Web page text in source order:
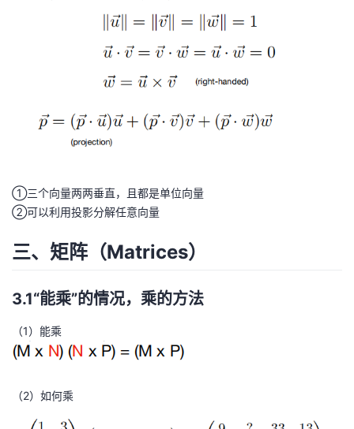
①三个向量两两垂直，且都是单位向量
②可以利用投影分解任意向量
三、矩阵（Matrices）
3.1“能乘”的情况，乘的方法
（1）能乘
（2）如何乘